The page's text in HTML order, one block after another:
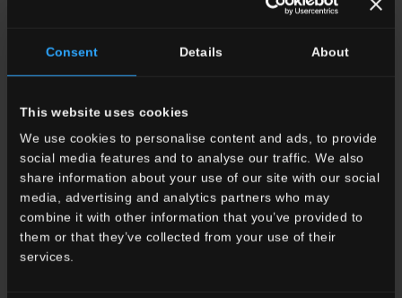
Consent Details About
This website uses cookies
We use cookies to personalise content and ads, to provide
social media features and to analyse our traffic. We also
share information about your use of our site with our social
media, advertising and analytics partners who may
combine it with other information that you’ve provided to
them or that they’ve collected from your use of their
services.
SR St. Regis
tecnica
Scopri St. Regis
FI Foreste d'Italia
Scopri Foreste d'Italia